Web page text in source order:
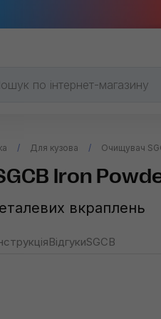
Для кузова Очищувач
Iron
вкраплень
ВідгукиSGCB